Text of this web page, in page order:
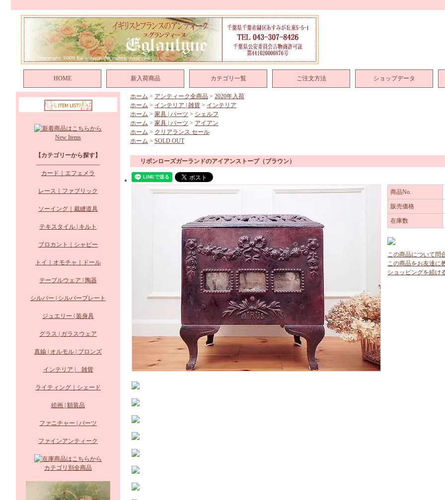
HOME 新入荷商品 カテゴリ一覧 ご注文方法 ショップデータ
New Items
【カテゴリーから探す】
--------------------------------
カード｜エフェメラ
レース｜ファブリック
ソーイング｜裁縫道具
テキスタイル | キルト
ブロカント｜シャビー
トイ｜オモチャ｜ドール
テーブルウェア | 陶器
シルバー | シルバープレート
ジュエリー | 装身具
グラス | ガラスウェア
真鍮 | オルモル | ブロンズ
インテリア | 雑貨
ライティング｜シェード
絵画 | 額装品
ファニチャー | パーツ
ファインアンティーク
カテゴリ別全商品
ホーム > アンティーク全商品 > 2020年入荷
ホーム > インテリア | 雑貨 > インテリア
ホーム > 家具 | パーツ > シェルフ
ホーム > 家具 | パーツ > アイアン
ホーム > クリアランス セール
ホーム > SOLD OUT
リボンローズガーランドのアイアンストーブ（ブラウン）
商品No.
販売価格
在庫数
この商品について問
この商品をお友達に
ショッピングを続け